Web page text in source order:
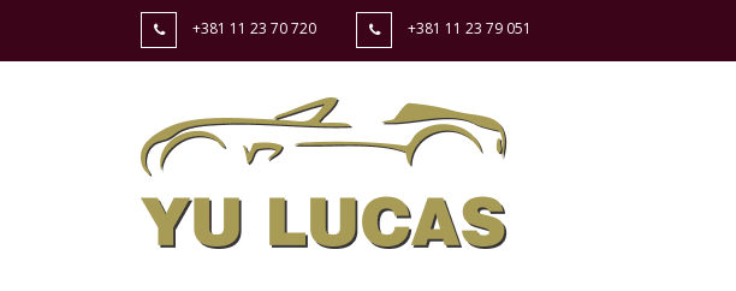
+381 11 23 70 720 +381 11 23 79 051